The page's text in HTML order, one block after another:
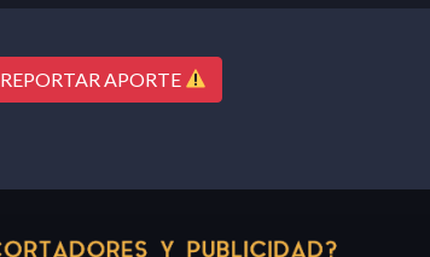
REPORTAR APORTE